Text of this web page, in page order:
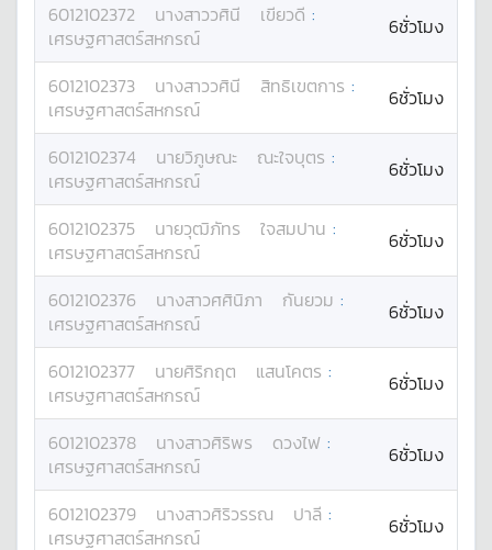
6012102372 นางสาววศินี เขียวดี :
เศรษฐศาสตร์สหกรณ์
6ชั่วโมง
6012102373 นางสาววศินี สิทธิเขตการ :
เศรษฐศาสตร์สหกรณ์
6ชั่วโมง
6012102374 นายวิภูษณะ ณะใจบุตร :
เศรษฐศาสตร์สหกรณ์
6ชั่วโมง
6012102375 นายวุฒิภัทร ใจสมปาน :
เศรษฐศาสตร์สหกรณ์
6ชั่วโมง
6012102376 นางสาวศศินิภา กันยวม :
เศรษฐศาสตร์สหกรณ์
6ชั่วโมง
6012102377 นายศิริกฤต แสนโคตร :
เศรษฐศาสตร์สหกรณ์
6ชั่วโมง
6012102378 นางสาวศิริพร ดวงไฟ :
เศรษฐศาสตร์สหกรณ์
6ชั่วโมง
6012102379 นางสาวศิริวรรณ ปาลี :
เศรษฐศาสตร์สหกรณ์
6ชั่วโมง